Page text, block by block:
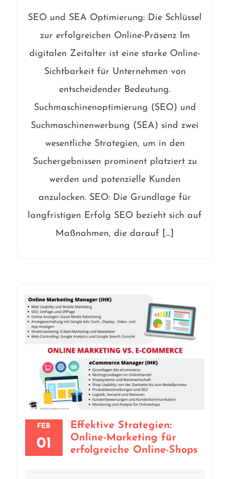
SEO und SEA Optimierung: Die Schlüssel
zur erfolgreichen Online-Präsenz Im
digitalen Zeitalter ist eine starke Online-
Sichtbarkeit für Unternehmen von
entscheidender Bedeutung.
Suchmaschinenoptimierung (SEO) und
Suchmaschinenwerbung (SEA) sind zwei
wesentliche Strategien, um in den
Suchergebnissen prominent platziert zu
werden und potenzielle Kunden
anzulocken. SEO: Die Grundlage für
langfristigen Erfolg SEO bezieht sich auf
Maßnahmen, die darauf […]
FEB
01
Effektive Strategien:
Online-Marketing für
erfolgreiche Online-Shops